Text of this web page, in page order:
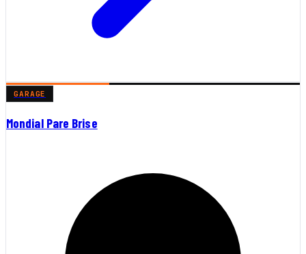
GARAGE
Mondial Pare Brise